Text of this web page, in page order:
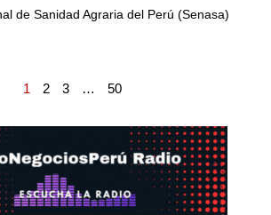
de Sanidad Agraria del Perú (Senasa)
1 2 3 … 50